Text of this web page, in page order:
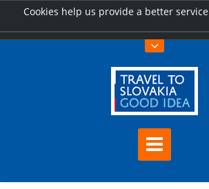
Cookies help us provide a better service
Anreisemöglichkeiten: Mit dem